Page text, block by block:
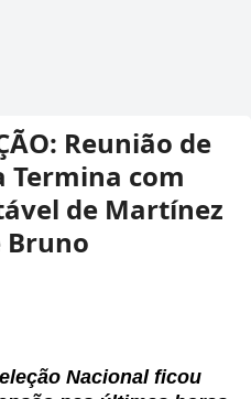
Reunião de
Termina com
de Martínez
Bruno